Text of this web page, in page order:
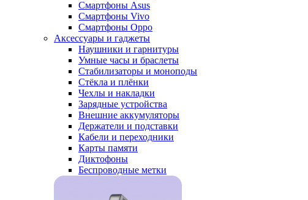
Смартфоны Asus
Смартфоны Vivo
Смартфоны Oppo
Аксессуары и гаджеты
Наушники и гарнитуры
Умные часы и браслеты
Стабилизаторы и моноподы
Стёкла и плёнки
Чехлы и накладки
Зарядные устройства
Внешние аккумуляторы
Держатели и подставки
Кабели и переходники
Карты памяти
Диктофоны
Беспроводные метки